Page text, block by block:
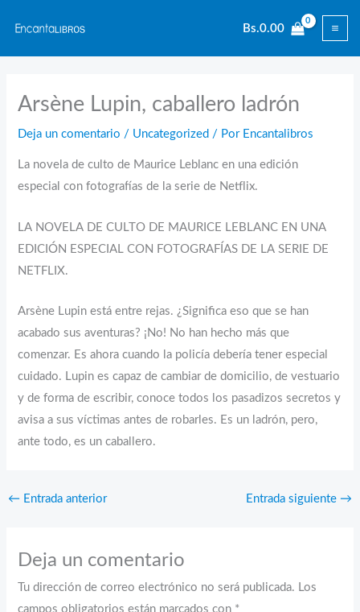
contenido
Bs.0.00
Arsène Lupin, caballero ladrón
Deja un comentario / Uncategorized / Por Encantalibros
La novela de culto de Maurice Leblanc en una edición
especial con fotografías de la serie de Netflix.
LA NOVELA DE CULTO DE MAURICE LEBLANC EN UNA
EDICIÓN ESPECIAL CON FOTOGRAFÍAS DE LA SERIE DE
NETFLIX.
Arsène Lupin está entre rejas. ¿Significa eso que se han
acabado sus aventuras? ¡No! No han hecho más que
comenzar. Es ahora cuando la policía debería tener especial
cuidado. Lupin es capaz de cambiar de domicilio, de vestuario
y de forma de escribir, conoce todos los pasadizos secretos y
avisa a sus víctimas antes de robarles. Es un ladrón, pero,
ante todo, es un caballero.
← Entrada anterior Entrada siguiente →
Deja un comentario
Tu dirección de correo electrónico no será publicada. Los
campos obligatorios están marcados con *